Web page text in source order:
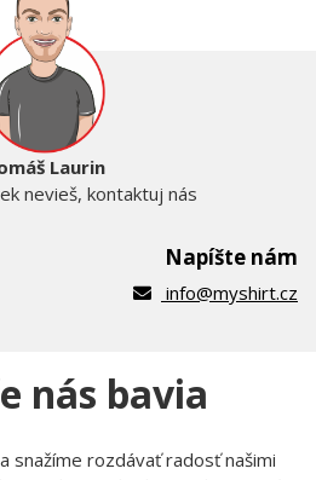
Laurin
nevieš, kontaktuj nás
Napíšte nám
info@myshirt.cz
nás bavia
snažíme rozdávať radosť našimi